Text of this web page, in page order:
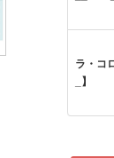
ラ・コ
_】